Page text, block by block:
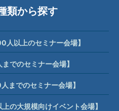
類から探す
以上のセミナー会場】
でのセミナー会場】
までのセミナー会場】
の大規模向けイベント会場】